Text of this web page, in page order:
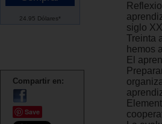
24.95 Dólares*
Compartir en:
Save
siglo
Treinta
hemos
El